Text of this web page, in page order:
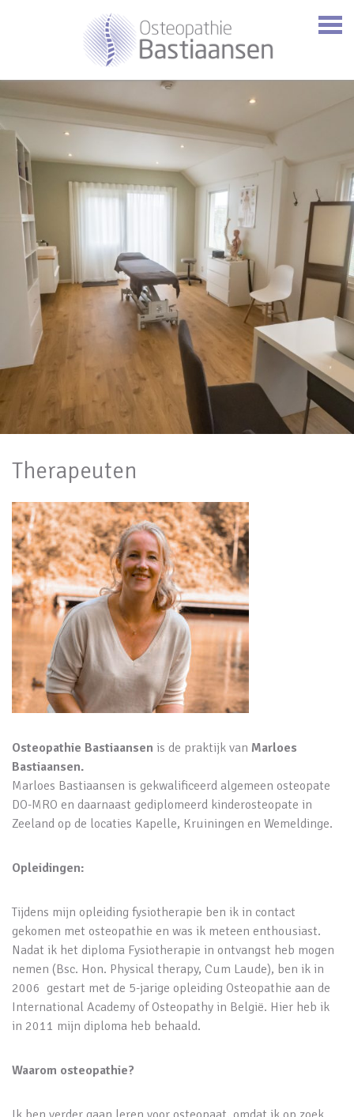
Therapeuten
Osteopathie Bastiaansen is de praktijk van Marloes
Bastiaansen.
Marloes Bastiaansen is gekwalificeerd algemeen osteopate
DO-MRO en daarnaast gediplomeerd kinderosteopate in
Zeeland op de locaties Kapelle, Kruiningen en Wemeldinge.
Opleidingen:
Tijdens mijn opleiding fysiotherapie ben ik in contact
gekomen met osteopathie en was ik meteen enthousiast.
Nadat ik het diploma Fysiotherapie in ontvangst heb mogen
nemen (Bsc. Hon. Physical therapy, Cum Laude), ben ik in
2006 gestart met de 5-jarige opleiding Osteopathie aan de
International Academy of Osteopathy in België. Hier heb ik
in 2011 mijn diploma heb behaald.
Waarom osteopathie?